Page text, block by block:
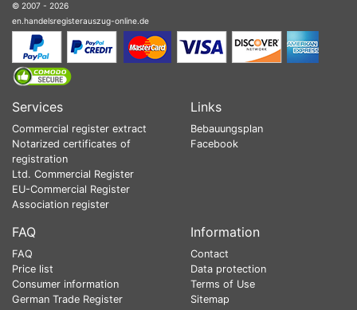
© 2007 - 2026
en.handelsregisterauszug-online.de
Services
Commercial register extract
Notarized certificates of
registration
Ltd. Commercial Register
EU-Commercial Register
Association register
Links
Bebauungsplan
Facebook
FAQ
FAQ
Price list
Consumer information
German Trade Register
Information
Contact
Data protection
Terms of Use
Sitemap